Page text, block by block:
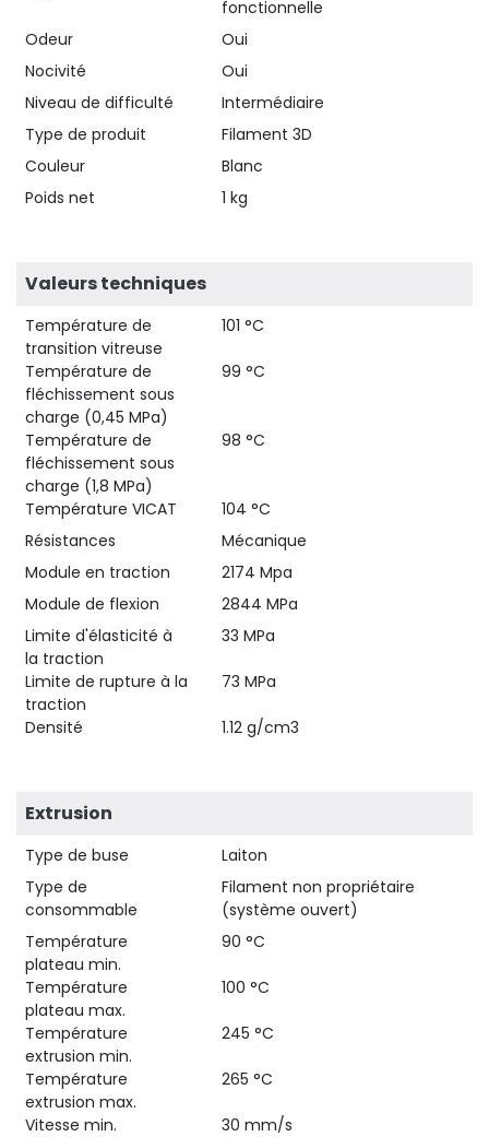
fonctionnelle
Odeur
Oui
Nocivité
Oui
Niveau de difficulté
Intermédiaire
Type de produit
Filament 3D
Couleur
Blanc
Poids net
1 kg
Valeurs techniques
Température de
transition vitreuse
101 °C
Température de
fléchissement sous
charge (0,45 MPa)
99 °C
Température de
fléchissement sous
charge (1,8 MPa)
98 °C
Température VICAT
104 °C
Résistances
Mécanique
Module en traction
2174 Mpa
Module de flexion
2844 MPa
Limite d'élasticité à
la traction
33 MPa
Limite de rupture à la
traction
73 MPa
Densité 1.12 g/cm3
Extrusion
Type de buse
Laiton
Type de
consommable
Filament non propriétaire
(système ouvert)
Température
plateau min.
90 °C
Température
plateau max.
100 °C
Température
extrusion min.
245 °C
Température
extrusion max.
265 °C
Vitesse min.
30 mm/s